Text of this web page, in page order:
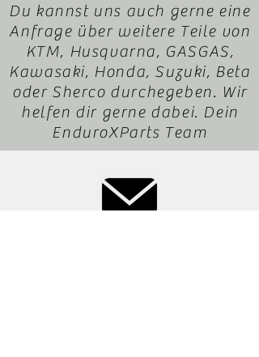
Du kannst uns auch gerne eine
Anfrage über weitere Teile von
KTM, Husqvarna, GASGAS,
Kawasaki, Honda, Suzuki, Beta
oder Sherco durchegeben. Wir
helfen dir gerne dabei. Dein
EnduroXParts Team